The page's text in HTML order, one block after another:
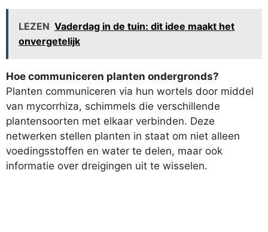
LEZEN Vaderdag in de tuin: dit idee maakt het
onvergetelijk
Hoe communiceren planten ondergronds?
Planten communiceren via hun wortels door middel
van mycorrhiza, schimmels die verschillende
plantensoorten met elkaar verbinden. Deze
netwerken stellen planten in staat om niet alleen
voedingsstoffen en water te delen, maar ook
informatie over dreigingen uit te wisselen.